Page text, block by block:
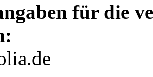
für die